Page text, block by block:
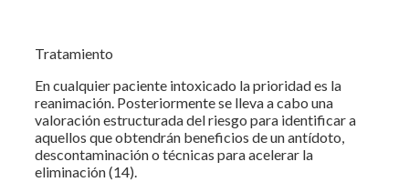
Tratamiento
En cualquier paciente intoxicado la prioridad es la
reanimación. Posteriormente se lleva a cabo una
valoración estructurada del riesgo para identificar a
aquellos que obtendrán beneficios de un antídoto,
descontaminación o técnicas para acelerar la
eliminación (14).